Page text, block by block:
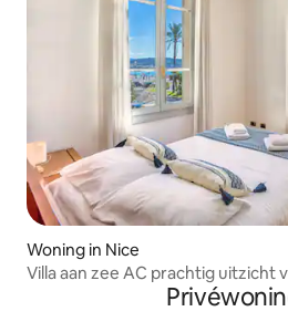
Woning in Nice
Villa aan zee AC prachtig uitzicht